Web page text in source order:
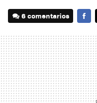
6 comentarios